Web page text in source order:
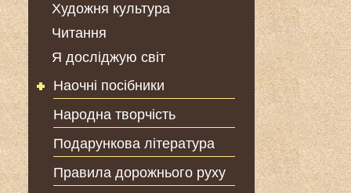
Художня культура
Читання
Я досліджую світ
Наочні посібники
Народна творчість
Подарункова література
Правила дорожнього руху